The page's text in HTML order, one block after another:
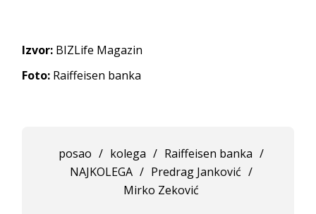
Izvor: BIZLife Magazin
Foto: Raiffeisen banka
posao / kolega / Raiffeisen banka /
NAJKOLEGA / Predrag Janković /
Mirko Zeković